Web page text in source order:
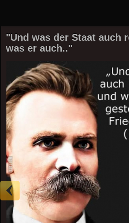
"Und was der Staat auch
was er auch.."